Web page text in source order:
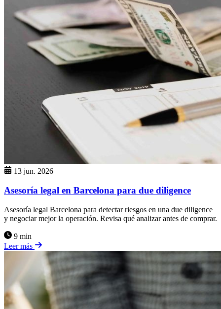
13 jun. 2026
Asesoría legal en Barcelona para due diligence
Asesoría legal Barcelona para detectar riesgos en una due diligence
y negociar mejor la operación. Revisa qué analizar antes de comprar.
9 min
Leer más